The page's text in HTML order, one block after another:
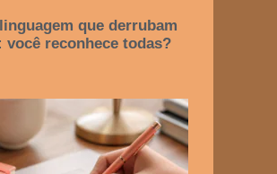
que derrubam
você reconhece todas?